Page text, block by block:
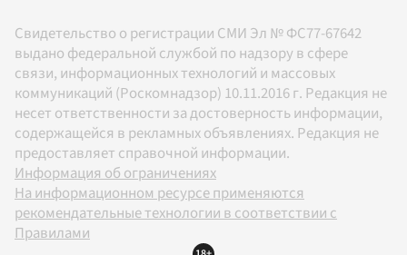
Свидетельство о регистрации СМИ Эл № ФС77-67642
выдано федеральной службой по надзору в сфере
связи, информационных технологий и массовых
коммуникаций (Роскомнадзор) 10.11.2016 г. Редакция не
несет ответственности за достоверность информации,
содержащейся в рекламных объявлениях. Редакция не
предоставляет справочной информации.
Информация об ограничениях
На информационном ресурсе применяются
рекомендательные технологии в соответствии с
Правилами